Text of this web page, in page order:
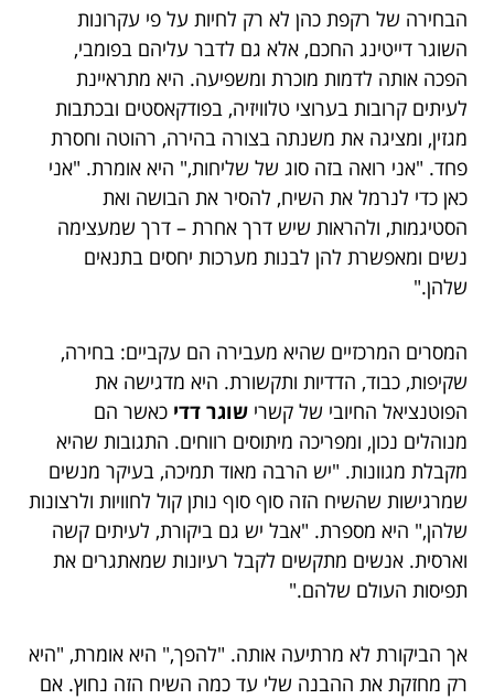
הבחירה של רקפת כהן לא רק לחיות על פי עקרונות
השוגר דייטינג החכם, אלא גם לדבר עליהם בפומבי,
הפכה אותה לדמות מוכרת ומשפיעה. היא מתראיינת
לעיתים קרובות בערוצי טלוויזיה, בפודקאסטים ובכתבות
מגזין, ומציגה את משנתה בצורה בהירה, רהוטה וחסרת
פחד. "אני רואה בזה סוג של שליחות," היא אומרת. "אני
כאן כדי לנרמל את השיח, להסיר את הבושה ואת
הסטיגמות, ולהראות שיש דרך אחרת – דרך שמעצימה
נשים ומאפשרת להן לבנות מערכות יחסים בתנאים
שלהן."
המסרים המרכזיים שהיא מעבירה הם עקביים: בחירה,
שקיפות, כבוד, הדדיות ותקשורת. היא מדגישה את
הפוטנציאל החיובי של קשרי שוגר דדי כאשר הם
מנוהלים נכון, ומפריכה מיתוסים רווחים. התגובות שהיא
מקבלת מגוונות. "יש הרבה מאוד תמיכה, בעיקר מנשים
שמרגישות שהשיח הזה סוף סוף נותן קול לחוויות ולרצונות
שלהן," היא מספרת. "אבל יש גם ביקורת, לעיתים קשה
וארסית. אנשים מתקשים לקבל רעיונות שמאתגרים את
תפיסות העולם שלהם."
אך הביקורת לא מרתיעה אותה. "להפך," היא אומרת, "היא
רק מחזקת את ההבנה שלי עד כמה השיח הזה נחוץ. אם